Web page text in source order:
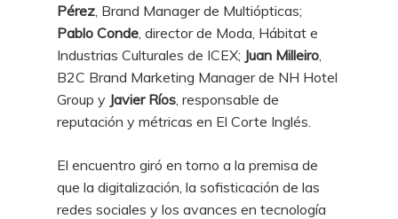
Pérez , Brand Manager de Multiópticas;
Pablo Conde , director de Moda, Hábitat e
Industrias Culturales de ICEX; Juan Milleiro
B2C Brand Marketing Manager de NH Hotel
Group y Javier Ríos , responsable de
reputación y métricas en El Corte Inglés.
El encuentro giró en torno a la premisa de
que la digitalización, la sofisticación de las
redes sociales y los avances en tecnología